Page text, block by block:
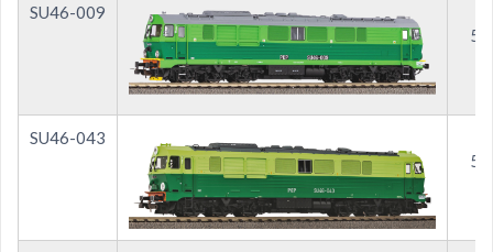
SU46-009
SU46-043